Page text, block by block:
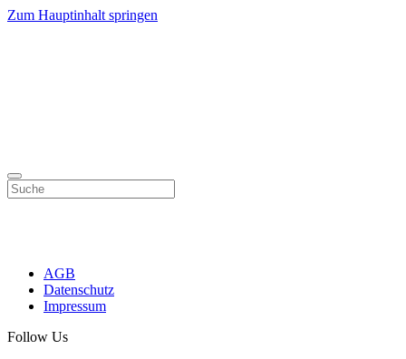
Zum Hauptinhalt springen
AGB
Datenschutz
Impressum
Follow Us